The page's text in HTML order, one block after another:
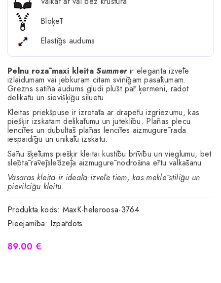
Bloķēt
Elastīgs audums
Pelnu rozā maxi kleitaSummer ir eleganta izvēle
izlaidumam vai jebkuram citam svinīgam pasākumam.
Grezns satīna audums gludi plūst pār ķermeni, radot
delikātu un sievišķīgu siluetu.
Kleitas priekšpuse ir izrotāta ar drapētu izgriezumu, kas
piešķir izskatam delikātumu un juteklību. Plānas plecu
lencītes un dubultās plānas lencītes aizmugurē rada
iespaidīgu un unikālu izskatu.
Sānu šķēlums piešķir kleitai kustību brīvību un vieglumu, bet
slēptā rāvējslēdzēja aizmugurē nodrošina ērtu valkāšanu.
Vasaras kleita ir ideāla izvēle tiem, kas meklē stilīgu un
pievilcīgu kleitu.
Produkta kods: MaxK-heleroosa-3764
Pieejamība: Izpārdots
89.00 €